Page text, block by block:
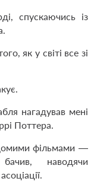
спускаючись із
як у світі все зі
нагадував мені
Поттера.
фільмами —
наводячи